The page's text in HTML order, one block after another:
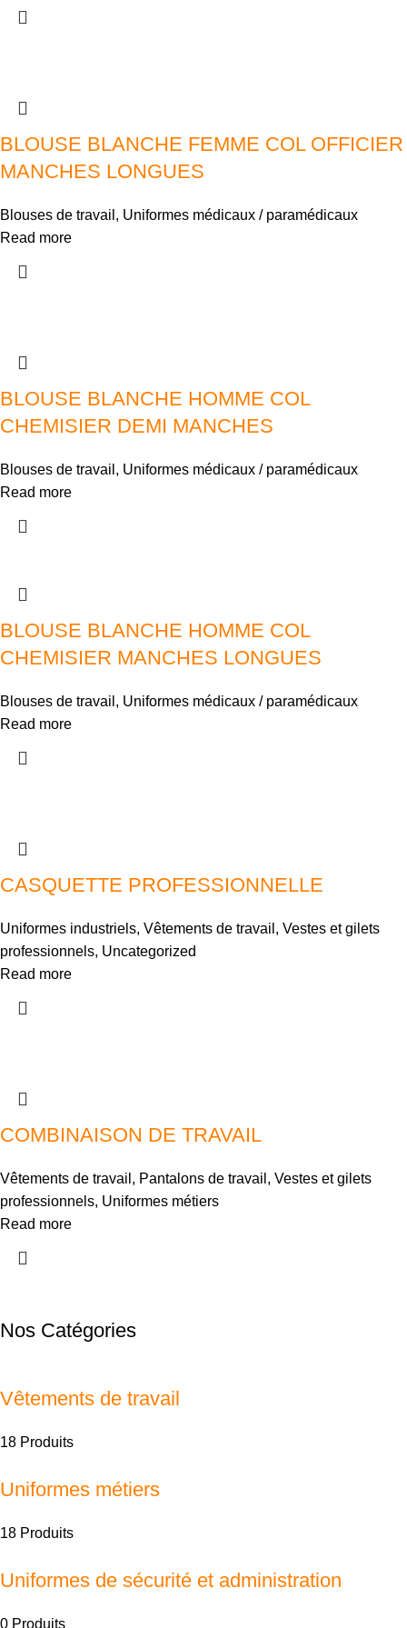
BLOUSE BLANCHE FEMME COL OFFICIER
MANCHES LONGUES
Blouses de travail , Uniformes médicaux / paramédicaux
Read more
BLOUSE BLANCHE HOMME COL
CHEMISIER DEMI MANCHES
Blouses de travail , Uniformes médicaux / paramédicaux
Read more
BLOUSE BLANCHE HOMME COL
CHEMISIER MANCHES LONGUES
Blouses de travail , Uniformes médicaux / paramédicaux
Read more
CASQUETTE PROFESSIONNELLE
Uniformes industriels, Vêtements de travail , Vestes et gilets
professionnels, Uncategorized
Read more
COMBINAISON DE TRAVAIL
Vêtements de travail , Pantalons de travail , Vestes et gilets
professionnels, Uniformes métiers
Read more
Nos Catégories
Vêtements de travail
18 Produits
Uniformes métiers
18 Produits
Uniformes de sécurité et administration
0 Produits